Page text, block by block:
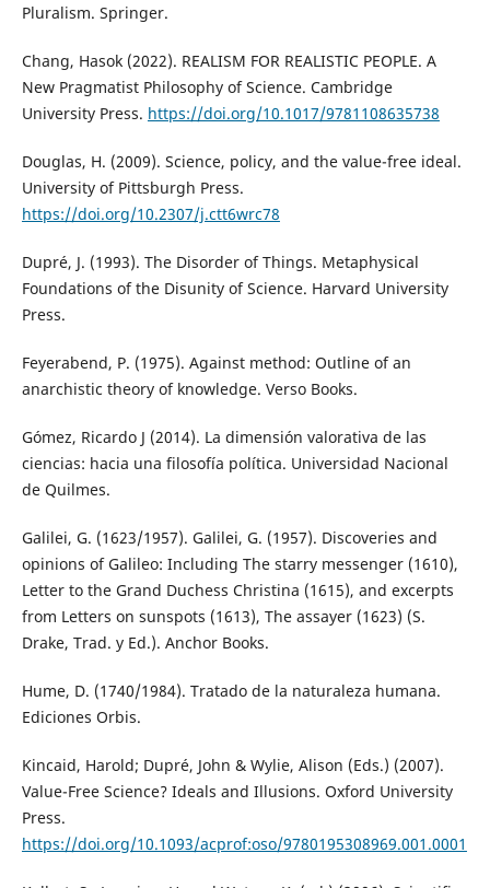
Pluralism. Springer.
Chang, Hasok (2022). REALISM FOR REALISTIC PEOPLE. A
New Pragmatist Philosophy of Science. Cambridge
University Press. https://doi.org/10.1017/9781108635738
Douglas, H. (2009). Science, policy, and the value-free ideal.
University of Pittsburgh Press.
https://doi.org/10.2307/j.ctt6wrc78
Dupré, J. (1993). The Disorder of Things. Metaphysical
Foundations of the Disunity of Science. Harvard University
Press.
Feyerabend, P. (1975). Against method: Outline of an
anarchistic theory of knowledge. Verso Books.
Gómez, Ricardo J (2014). La dimensión valorativa de las
ciencias: hacia una filosofía política. Universidad Nacional
de Quilmes.
Galilei, G. (1623/1957). Galilei, G. (1957). Discoveries and
opinions of Galileo: Including The starry messenger (1610),
Letter to the Grand Duchess Christina (1615), and excerpts
from Letters on sunspots (1613), The assayer (1623) (S.
Drake, Trad. y Ed.). Anchor Books.
Hume, D. (1740/1984). Tratado de la naturaleza humana.
Ediciones Orbis.
Kincaid, Harold; Dupré, John & Wylie, Alison (Eds.) (2007).
Value-Free Science? Ideals and Illusions. Oxford University
Press.
https://doi.org/10.1093/acprof:oso/9780195308969.001.0001